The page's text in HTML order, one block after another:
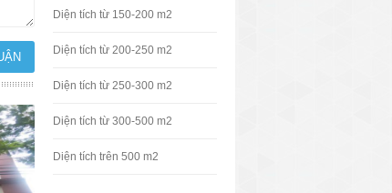
Diện tích từ 150-200 m2
Diện tích từ 200-250 m2
Diện tích từ 250-300 m2
Diện tích từ 300-500 m2
Diện tích trên 500 m2